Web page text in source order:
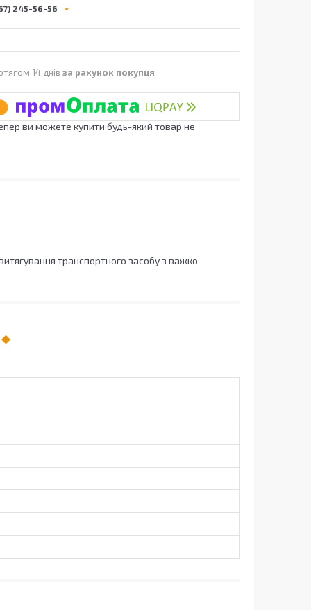
245-56-56
14 днів за рахунок покупця
ви можете купити будь-який товар не
транспортного засобу з важко